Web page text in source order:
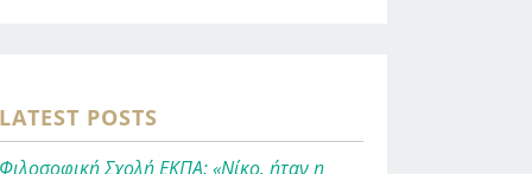
LATEST POSTS
Φιλοσοφική Σχολή ΕΚΠΑ: «Νίκο, ήταν η